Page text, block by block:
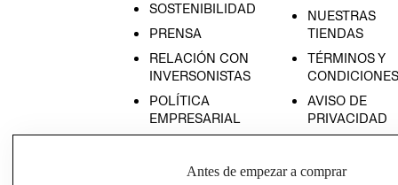
SOSTENIBILIDAD
PRENSA
RELACIÓN CON
INVERSONISTAS
POLÍTICA
EMPRESARIAL
NUESTRAS
TIENDAS
TÉRMINOS Y
CONDICIONES
AVISO DE
PRIVACIDAD
AVISO DE
Antes de empezar a comprar